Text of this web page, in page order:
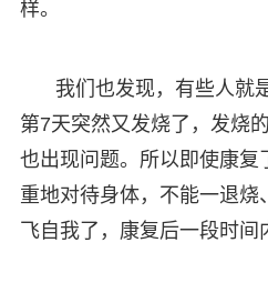
样。
我们也发现，有些人就
第7天突然又发烧了，发烧
也出现问题。所以即使康复
重地对待身体，不能一退烧
飞自我了，康复后一段时间